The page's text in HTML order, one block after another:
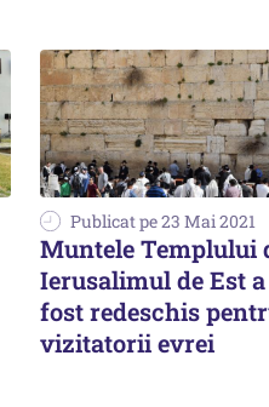
Publicat pe 23 Mai 2021
Muntele Templului
Ierusalimul de Est a
fost redeschis
vizitatorii evrei